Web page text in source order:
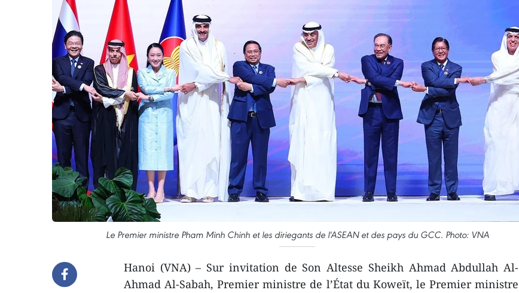
Le Premier ministre Pham Minh Chinh et les diriegants de l'ASEAN et des pays du GCC. Photo: VNA
Hanoi (VNA) – Sur invitation de Son Altesse Sheikh Ahmad Abdullah Al-
Ahmad Al-Sabah, Premier ministre de l’État du Koweït, le Premier ministre